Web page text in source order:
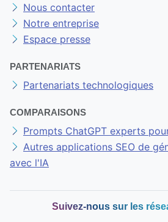
Nous contacter
Notre entreprise
Espace presse
PARTENARIATS
Partenariats technologiques
COMPARAISONS
Prompts ChatGPT experts
Autres applications SEO de
avec l'IA
Suivez-nous sur les